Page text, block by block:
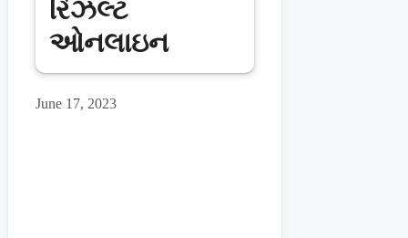
રિઝલ્ટ
ઓનલાઇન
June 17, 2023